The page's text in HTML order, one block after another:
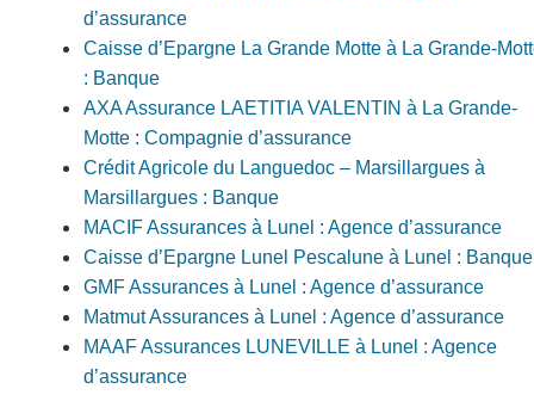
d’assurance
Caisse d’Epargne La Grande Motte à La Grande-
: Banque
AXA Assurance LAETITIA VALENTIN à La Grande-
Motte : Compagnie d’assurance
Crédit Agricole du Languedoc – Marsillargues à
Marsillargues : Banque
MACIF Assurances à Lunel : Agence d’assurance
Caisse d’Epargne Lunel Pescalune à Lunel : Banque
GMF Assurances à Lunel : Agence d’assurance
Matmut Assurances à Lunel : Agence d’assurance
MAAF Assurances LUNEVILLE à Lunel : Agence
d’assurance